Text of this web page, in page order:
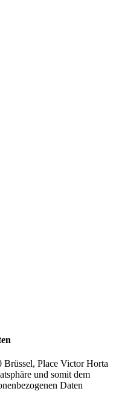
Place Victor Horta
und somit dem
Daten